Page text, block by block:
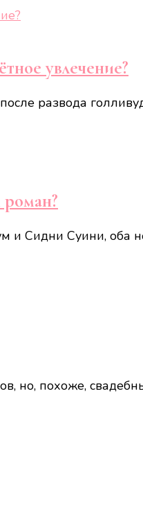
увлечение?
развода
и Сидни Суини,
похоже,